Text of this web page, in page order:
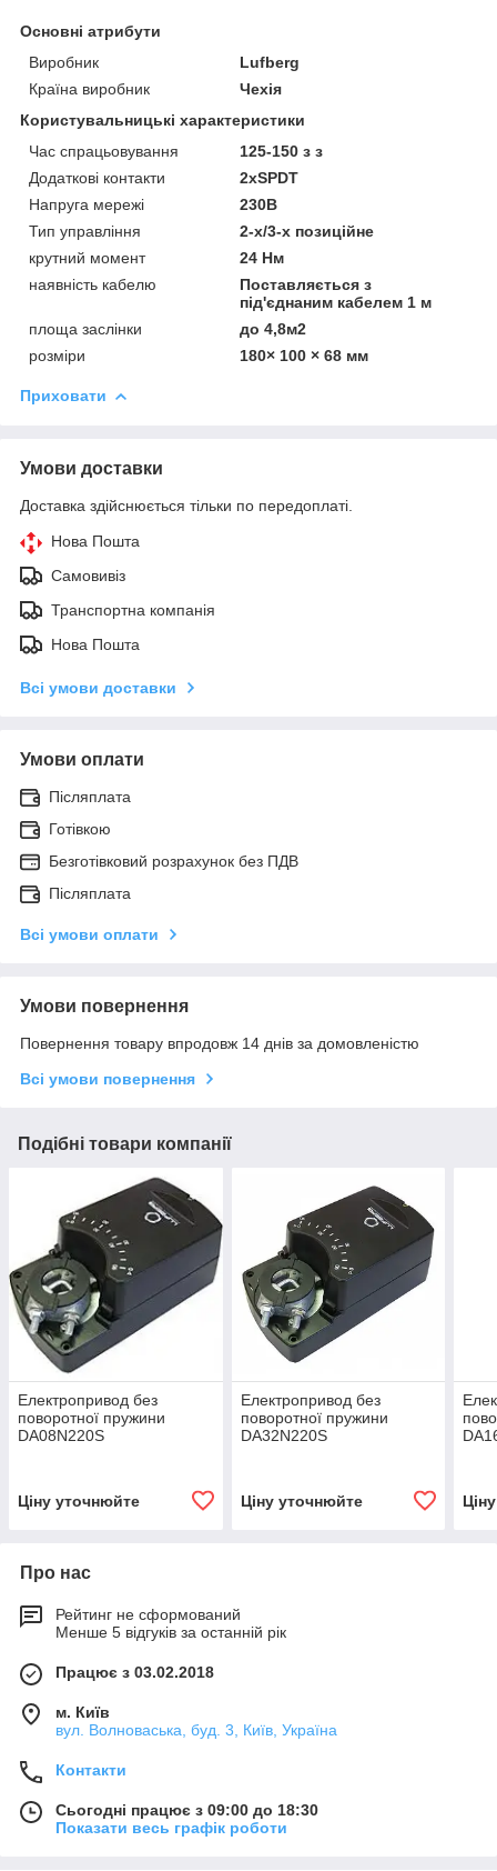
Основні атрибути
Виробник
Lufberg
Країна виробник
Чехія
Користувальницькі характеристики
Час спрацьовування
125-150 з з
Додаткові контакти
2хSPDT
Напруга мережі
230В
Тип управління
2-х/3-х позиційне
крутний момент
24 Нм
наявність кабелю
Поставляється з
під'єднаним кабелем 1 м
площа заслінки
до 4,8м2
розміри
180× 100 × 68 мм
Приховати
Умови доставки
Доставка здійснюється тільки по передоплаті.
Нова Пошта
Самовивіз
Транспортна компанія
Нова Пошта
Всі умови доставки
Умови оплати
Післяплата
Готівкою
Безготівковий розрахунок без ПДВ
Післяплата
Всі умови оплати
Умови повернення
Повернення товару впродовж 14 днів за домовленістю
Всі умови повернення
Подібні товари компанії
Електропривод без
поворотної пружини
DA08N220S
Ціну уточнюйте
Електропривод без
поворотної пружини
DA32N220S
Ціну уточнюйте
Про нас
Рейтинг не сформований
Менше 5 відгуків за останній рік
Працює з 03.02.2018
м. Київ
вул. Волноваська, буд. 3, Київ, Україна
Контакти
Сьогодні працює з 09:00 до 18:30
Показати весь графік роботи